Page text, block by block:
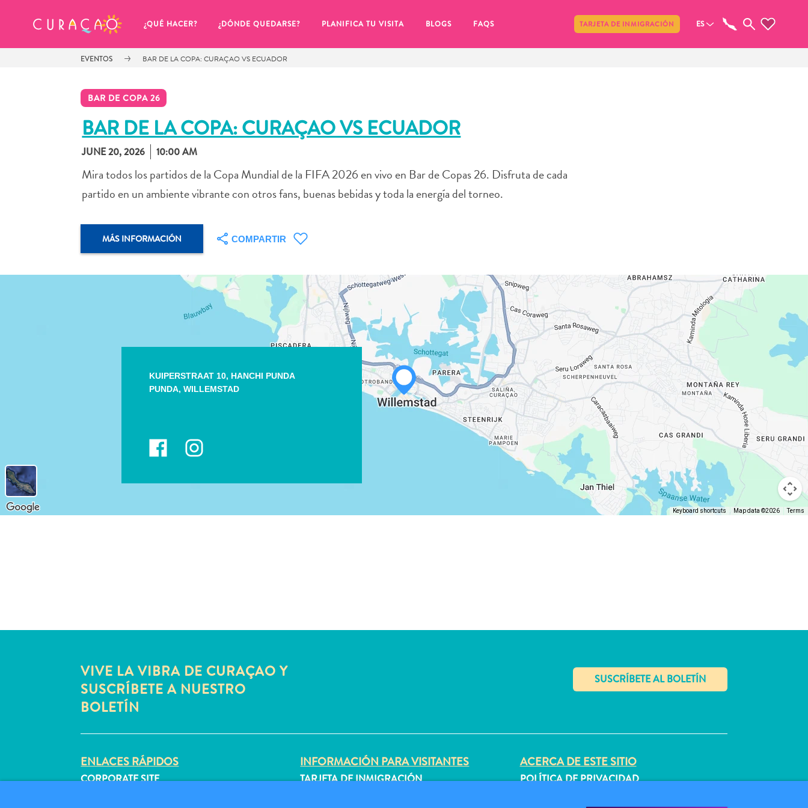
¿QUÉ HACER? ¿DÓNDE QUEDARSE? PLANIFICA TU VISITA BLOGS FAQS TARJETA DE INMIGRACIÓN ES
EVENTOS BAR DE LA COPA: CURAÇAO VS ECUADOR
BAR DE COPA 26
BAR DE LA COPA: CURAÇAO VS ECUADOR
JUNE 20, 2026 10:00 AM
Mira todos los partidos de la Copa Mundial de la FIFA 2026 en vivo en Bar de Copas 26. Disfruta de cada
partido en un ambiente vibrante con otros fans, buenas bebidas y toda la energía del torneo.
MÁS INFORMACIÓN COMPARTIR
WHATSAPP
CORREO ELECTRÓNICO
KUIPERSTRAAT 10, HANCHI PUNDA
PUNDA, WILLEMSTAD
Keyboard shortcuts Map data ©2026 Terms
VIVE LA VIBRA DE CURAÇAO Y
SUSCRÍBETE A NUESTRO
BOLETÍN
✕
ENLACES RÁPIDOS
CORPORATE SITE
INFORMACIÓN PARA VISITANTES
TARJETA DE INMIGRACIÓN
ACERCA DE ESTE SITIO
POLÍTICA DE PRIVACIDAD
MIS FAVORITOS Compartir
Parece que no has guardado
Cuando quiera guardar algo para más tarde, asegúrese de hacer clic en el